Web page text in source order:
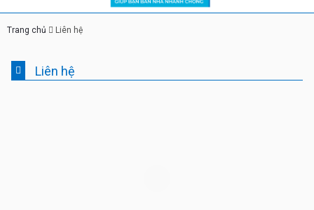
Trang chủ Liên hệ
Liên hệ